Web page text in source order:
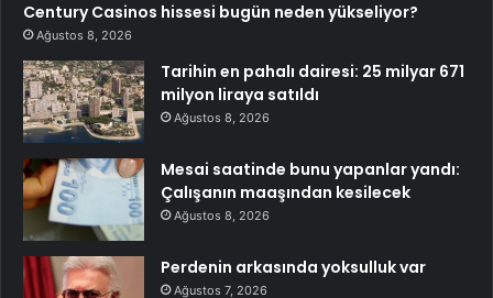
Century Casinos hissesi bugün neden yükseliyor?
Ağustos 8, 2026
Tarihin en pahalı dairesi: 25 milyar 671
milyon liraya satıldı
Ağustos 8, 2026
Mesai saatinde bunu yapanlar yandı:
Çalışanın maaşından kesilecek
Ağustos 8, 2026
Perdenin arkasında yoksulluk var
Ağustos 7, 2026